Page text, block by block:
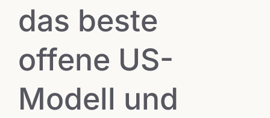
das beste
offene US-
Modell und